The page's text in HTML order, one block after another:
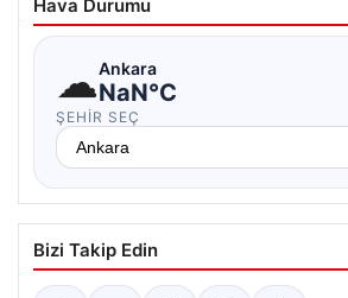
Hava Durumu
☁Ankara
NaN°C
ŞEHIR SEÇ
Bizi Takip Edin